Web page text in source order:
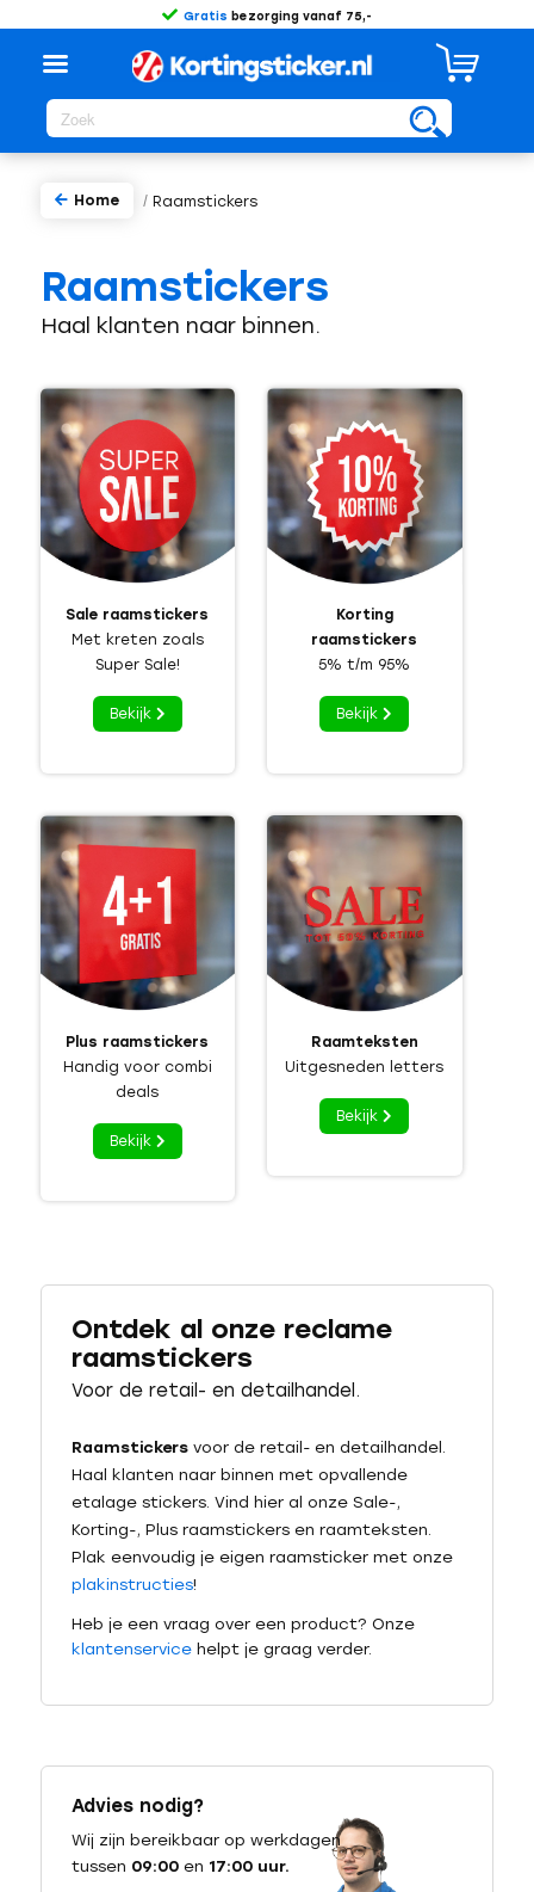
Gratis bezorging vanaf 75,-
/ Raamstickers
Home
Raamstickers
Haal klanten naar binnen.
Sale raamstickers
Met kreten zoals
Super Sale!
Bekijk
Korting
raamstickers
5% t/m 95%
Bekijk
Plus raamstickers
Handig voor combi
deals
Bekijk
Raamteksten
Uitgesneden letters
Bekijk
Ontdek al onze reclame
raamstickers
Voor de retail- en detailhandel.
Raamstickersvoor de retail- en detailhandel.
Haal klanten naar binnen met opvallende
etalage stickers. Vind hier al onze Sale-,
Korting-, Plus raamstickers en raamteksten.
Plak eenvoudig je eigen raamsticker met onze
plakinstructies!
Heb je een vraag over een product? Onze
klantenservicehelpt je graag verder.
Advies nodig?
Wij zijn bereikbaar op werkdagen
tussen 09:00en 17:00 uur.